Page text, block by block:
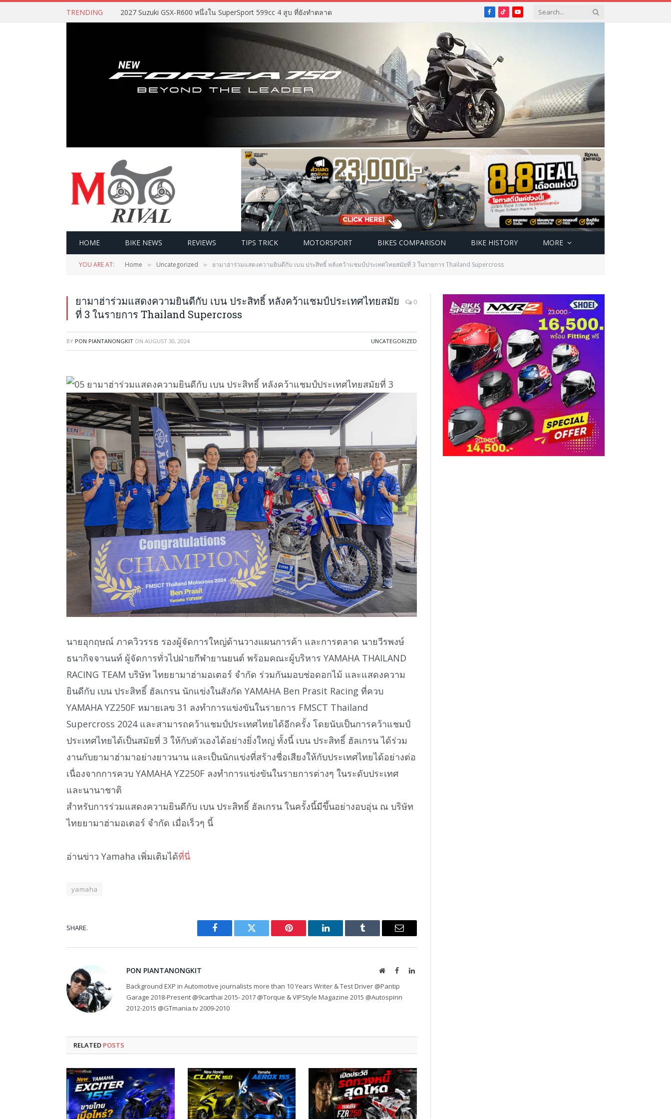
TRENDING 2027 Suzuki GSX-R600 หนึ่งใน SuperSport 599cc 4 สูบ ที่ยังทำตลาด Facebook
TikTokYouTube
HOME BIKE NEWS REVIEWS TIPS TRICK MOTORSPORT BIKES COMPARISON BIKE HISTORY MORE
YOU ARE AT: Home » Uncategorized » ยามาฮ่าร่วมแสดงความยินดีกับ เบน ประสิทธิ์ หลังคว้าแชมป์ประเทศไทยสมัยที่ 3 ในรายการ Thailand Supercross
ยามาฮ่าร่วมแสดงความยินดีกับ เบน ประสิทธิ์ หลังคว้าแชมป์ประเทศไทยสมัย
ที่ 3 ในรายการ Thailand Supercross
0
BY PON PIANTANONGKIT ON AUGUST 30, 2024 UNCATEGORIZED
นายอุกฤษณ์ ภาควิวรรธ รองผู้จัดการใหญ่ด้านวางแผนการค้า และการตลาด นายวีรพงษ์
ธนากิจจานนท์ ผู้จัดการทั่วไปฝ่ายกีฬายานยนต์ พร้อมคณะผู้บริหาร YAMAHA THAILAND
RACING TEAM บริษัท ไทยยามาฮ่ามอเตอร์ จำกัด ร่วมกันมอบช่อดอกไม้ และแสดงความ
ยินดีกับ เบน ประสิทธิ์ ฮัลเกรน นักแข่งในสังกัด YAMAHA Ben Prasit Racing ที่ควบ
YAMAHA YZ250F หมายเลข 31 ลงทำการแข่งขันในรายการ FMSCT Thailand
Supercross 2024 และสามารถคว้าแชมป์ประเทศไทยได้อีกครั้ง โดยนับเป็นการคว้าแชมป์
ประเทศไทยได้เป็นสมัยที่ 3 ให้กับตัวเองได้อย่างยิ่งใหญ่ ทั้งนี้ เบน ประสิทธิ์ ฮัลเกรน ได้ร่วม
งานกับยามาฮ่ามาอย่างยาวนาน และเป็นนักแข่งที่สร้างชื่อเสียงให้กับประเทศไทยได้อย่างต่อ
เนื่องจากการควบ YAMAHA YZ250F ลงทำการแข่งขันในรายการต่างๆ ในระดับประเทศ
และนานาชาติ
สำหรับการร่วมแสดงความยินดีกับ เบน ประสิทธิ์ ฮัลเกรน ในครั้งนี้มีขึ้นอย่างอบอุ่น ณ บริษัท
ไทยยามาฮ่ามอเตอร์ จำกัด เมื่อเร็วๆ นี้
อ่านข่าว Yamaha เพิ่มเติมได้ที่นี่
yamaha
SHARE.
Facebook Twitter Pinterest LinkedIn Tumblr Email
PON PIANTANONGKIT WebsiteFacebookLinkedIn
Background EXP in Automotive journalists more than 10 Years Writer & Test Driver @Pantip
Garage 2018-Present @9carthai 2015- 2017 @Torque & VIPStyle Magazine 2015 @Autospinn
2012-2015 @GTmania.tv 2009-2010
RELATED POSTS